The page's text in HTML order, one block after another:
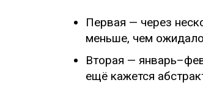
Первая — через
меньше, чем
Вторая —
ещё кажется